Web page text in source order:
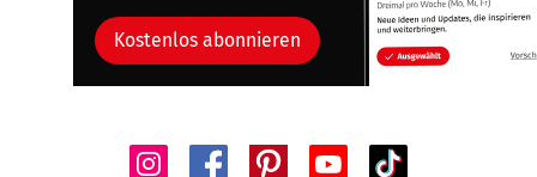
Kostenlos abonnieren